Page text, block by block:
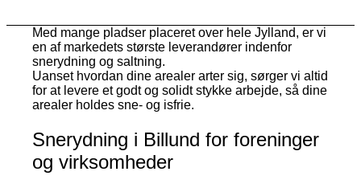
Med mange pladser placeret over hele Jylland, er vi
en af markedets største leverandører indenfor
snerydning og saltning.
Uanset hvordan dine arealer arter sig, sørger vi altid
for at levere et godt og solidt stykke arbejde, så dine
arealer holdes sne- og isfrie.
Snerydning i Billund for foreninger
og virksomheder